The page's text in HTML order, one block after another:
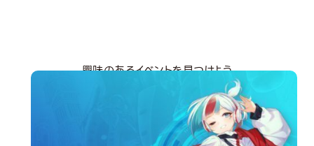
興味のあるイベントを見つけよう
分野から探す